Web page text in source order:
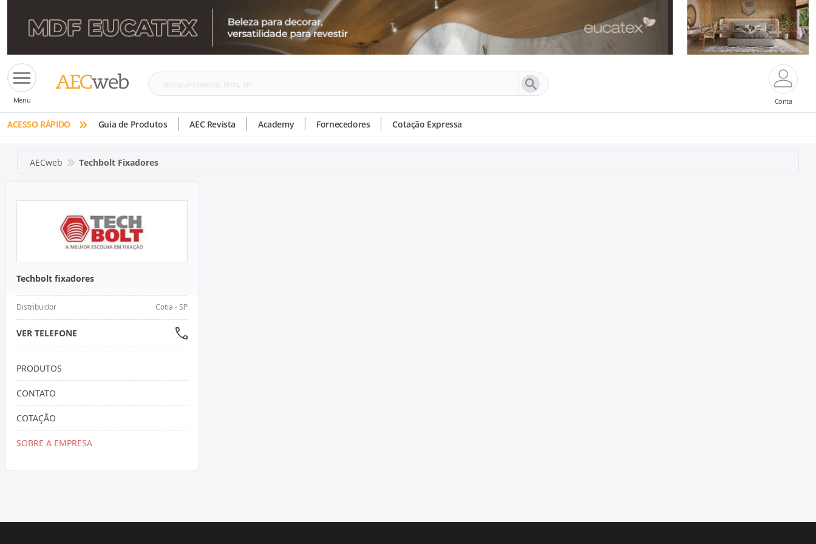
Menu
Busque
tinta,
etc
Conta
ACESSO RÁPIDO » Guia de Produtos AEC Revista Academy Fornecedores Cotação Expressa
AECweb Techbolt Fixadores
Techbolt fixadores
Distribuidor Cotia - SP
VER TELEFONE
PRODUTOS
CONTATO
COTAÇÃO
SOBRE A EMPRESA